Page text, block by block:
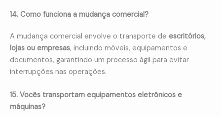
14. Como funciona a mudança comercial?
A mudança comercial envolve o transporte de escritórios,
lojas ou empresas, incluindo móveis, equipamentos e
documentos, garantindo um processo ágil para evitar
interrupções nas operações.
15. Vocês transportam equipamentos eletrônicos e
máquinas?